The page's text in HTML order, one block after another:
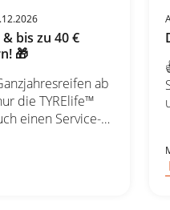
bis zu 40 €
🎁
ab
die TYRElife™
einen Service-
von bis zu 40 €
Ölwechsel